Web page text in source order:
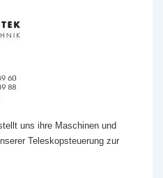
uns ihre Maschinen und
Teleskopsteuerung zur